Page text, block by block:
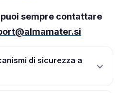
sempre contattare
di sicurezza a